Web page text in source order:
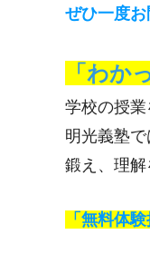
ぜひ一度お
「わか
学校の授業
明光義塾
鍛え、理解
「無料体験